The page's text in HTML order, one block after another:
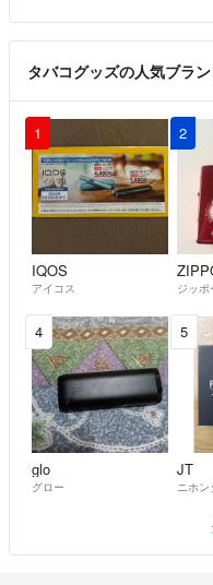
タバコグッズの人気ブラ
1
IQOS
アイコス
2
ジッポ
4
glo
グロー
5
JT
ニホン